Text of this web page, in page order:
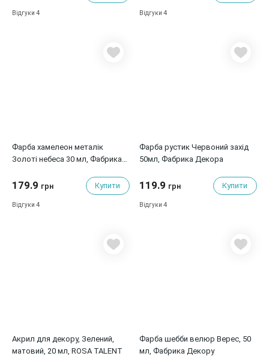
Відгуки 4 Відгуки4
Фарба хамелеон металік
Золоті небеса 30 мл, Фабрика
179.9 грн Купити
Відгуки 4
Фарба рустик Червоний захід
50мл, Фабрика Декора
119.9 грн Купити
Відгуки4
Акрил для декору, Зелений,
матовий, 20 мл, ROSA TALENT
Фарба шебби велюр Верес, 50 ​​
мл, Фабрика Декору